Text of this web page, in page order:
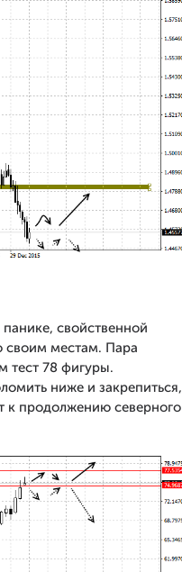
свойственной
своим местам. Пара
тест 78 фигуры.
ниже и закрепиться,
к продолжению северного